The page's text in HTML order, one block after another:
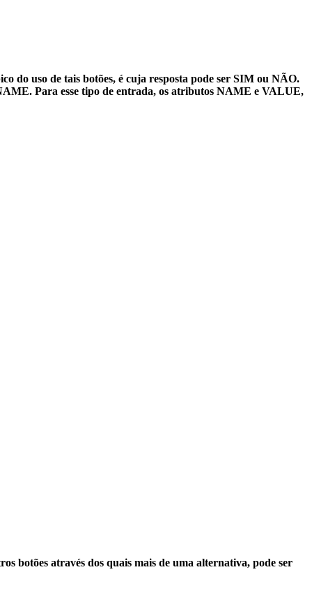
do uso de tais botões, é cuja resposta pode ser SIM ou NÃO.
Para esse tipo de entrada, os atributos NAME e VALUE,
botões através dos quais mais de uma alternativa, pode ser